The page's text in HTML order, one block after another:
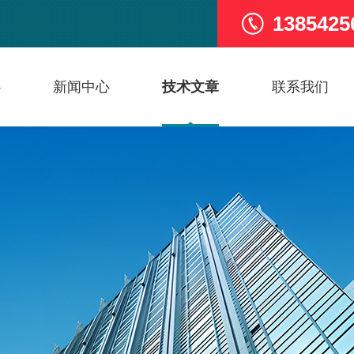
新闻中心 技术文章 联系我们